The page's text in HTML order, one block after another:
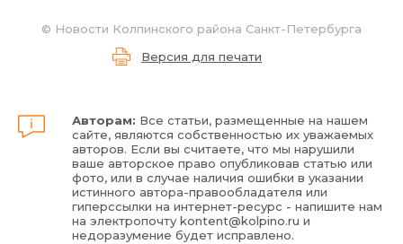
© Новости Колпинского района Санкт-Петербурга
Версия для печати
Авторам: Все статьи, размещенные на нашем
сайте, являются собственностью их уважаемых
авторов. Если вы считаете, что мы нарушили
ваше авторское право опубликовав статью или
фото, или в случае наличия ошибки в указании
истинного автора-правообладателя или
гиперссылки на интернет-ресурс - напишите нам
на электропочтуkontent@kolpino.ru и
недоразумение будет исправлено.